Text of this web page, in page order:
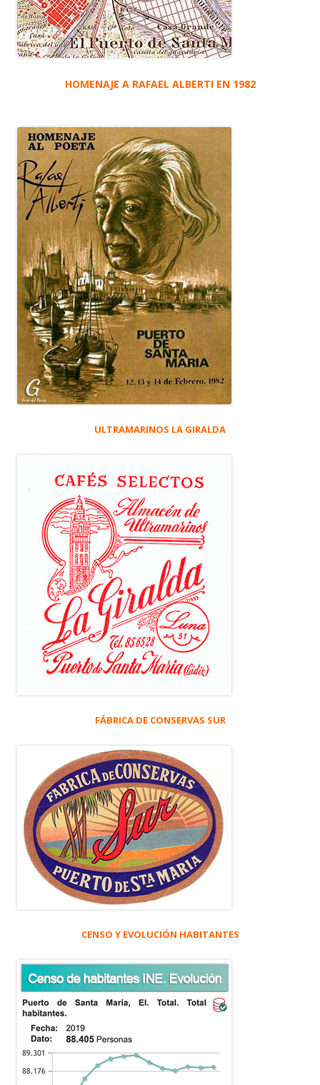
HOMENAJE A RAFAEL ALBERTI EN 1982
ULTRAMARINOS LA GIRALDA
FÁBRICA DE CONSERVAS SUR
CENSO Y EVOLUCIÓN HABITANTES